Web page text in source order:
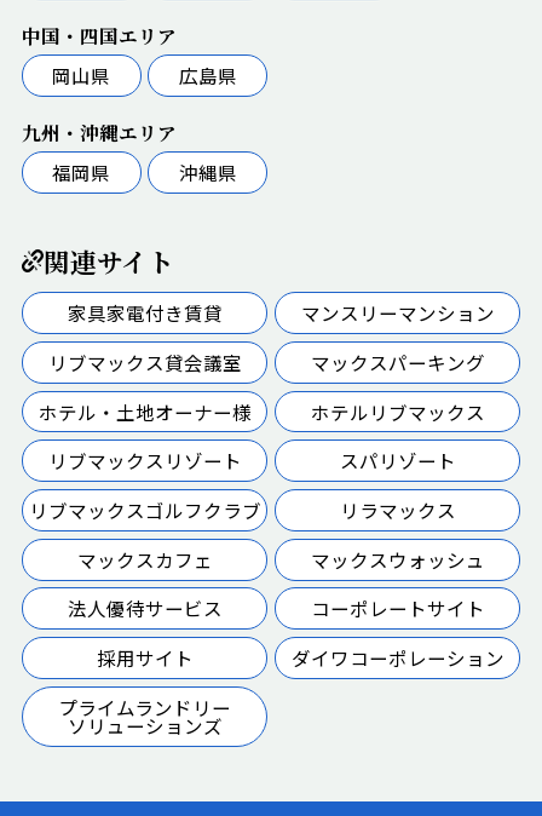
中国・四国エリア
岡山県
広島県
九州・沖縄エリア
福岡県
沖縄県
関連サイト
家具家電付き賃貸
マンスリーマンション
リブマックス貸会議室
マックスパーキング
ホテル・土地オーナー様
ホテルリブマックス
リブマックスリゾート
スパリゾート
リブマックスゴルフクラブ
リラマックス
マックスカフェ
マックスウォッシュ
法人優待サービス
コーポレートサイト
採用サイト
ダイワコーポレーション
プライムランドリー
ソリューションズ